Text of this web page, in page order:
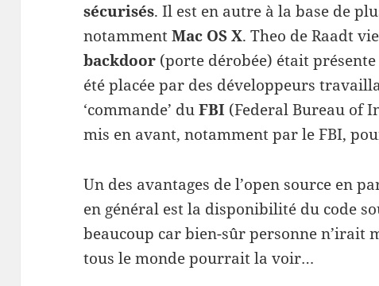
sécurisés. Il est en autre à la base de
notammentMac OS X. Theo de Raadt
backdoor (porte dérobée) était présente
été placée par des développeurs
‘commande’ duFBI (Federal Bureau of
mis en avant, notamment par le FBI,
Un des avantages de l’open source en
en général est la disponibilité du code
beaucoup car bien-sûr personne n’irait
tous le monde pourrait la voir…